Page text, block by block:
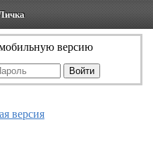
версию
версия